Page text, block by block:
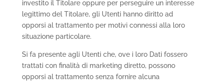
investito il Titolare oppure per perseguire un interesse
legittimo del Titolare, gli Utenti hanno diritto ad
opporsi al trattamento per motivi connessi alla loro
situazione particolare.
Si fa presente agli Utenti che, ove i loro Dati fossero
trattati con finalità di marketing diretto, possono
opporsi al trattamento senza fornire alcuna